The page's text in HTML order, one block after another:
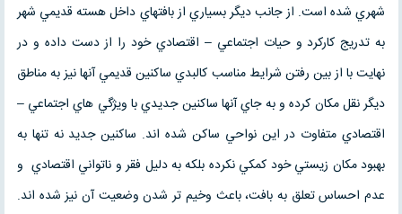
شهري شده است. از جانب ديگر بسياري از بافتهاي داخل هسته قديمي شهر
به تدريج کارکرد و حيات اجتماعي – اقتصادي خود را از دست داده و در
نهايت با از بين رفتن شرايط مناسب کالبدي ساکنين قديمي آنها نيز به مناطق
ديگر نقل مکان کرده و به جاي آنها ساکنين جديدي با ويژگي هاي اجتماعي –
اقتصادي متفاوت در اين نواحي ساکن شده اند. ساکنين جديد نه تنها به
بهبود مکان زيستي خود کمکي نکرده بلکه به دليل فقر و ناتواني اقتصادي و
عدم احساس تعلق به بافت، باعث وخيم تر شدن وضعيت آن نيز شده اند.